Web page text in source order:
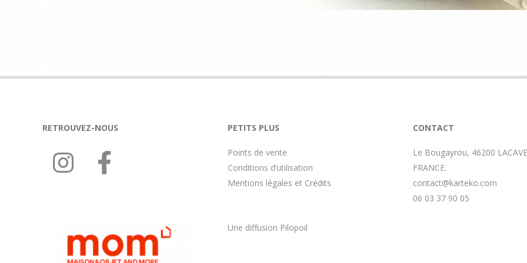
10-
RETROUVEZ-NOUS PETITS PLUS
Points de vente
Conditions d’utilisation
Mentions légales et Crédits
Une diffusion Pilopoil
CONTACT
Le Bougayrou, 46200
FRANCE.
contact@karteko.com
06 03 37 90 05